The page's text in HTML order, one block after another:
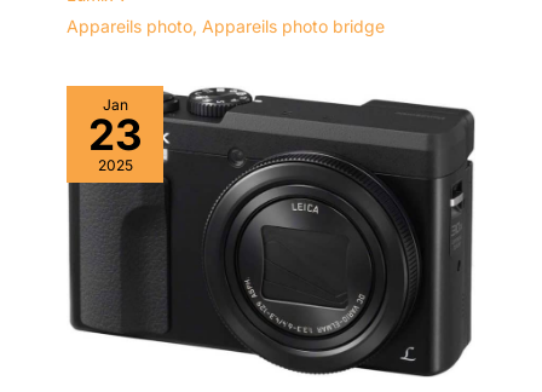
Appareils photo, Appareils photo bridge
Jan
23
2025